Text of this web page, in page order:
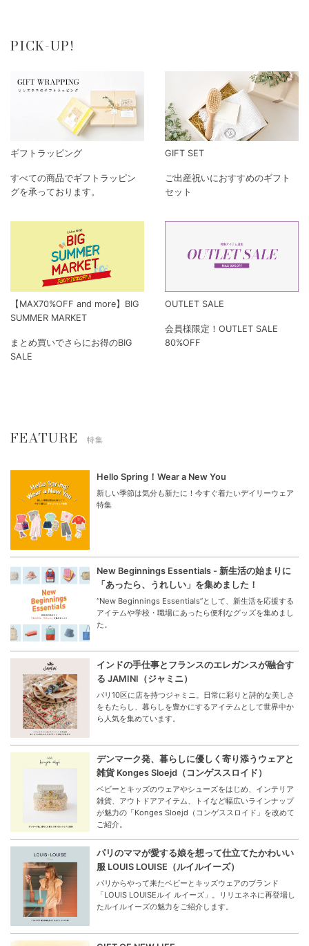
PICK-UP!
ギフトラッピング
すべての商品でギフトラッピン
グを承っております。
GIFT SET
ご出産祝いにおすすめのギフト
セット
【MAX70%OFF and more】BIG
SUMMER MARKET
まとめ買いでさらにお得のBIG
SALE
OUTLET SALE
会員様限定！OUTLET SALE
80%OFF
FEATURE 特集
Hello Spring！Wear a New You
新しい季節は気分も新たに！今すぐ着たいデイリーウェア
特集
New Beginnings Essentials - 新生活の始まりに
「あったら、うれしい」を集めました！
“New Beginnings Essentials”として、新生活を応援する
アイテムや学校・職場にあったら便利なグッズを集めまし
た。
インドの手仕事とフランスのエレガンスが融合す
る JAMINI（ジャミニ）
パリ10区に店を持つジャミニ。日常に彩りと詩的な美しさ
をもたらし、暮らしを豊かにするアイテムとして世界中か
ら人気を集めています。
デンマーク発、暮らしに優しく寄り添うウェアと
雑貨 Konges Sloejd（コンゲススロイド）
ベビーとキッズのウェアやシューズをはじめ、インテリア
雑貨、アウトドアアイテム、トイなど幅広いラインナップ
が魅力の「Konges Sloejd（コンゲススロイド」を改めて
ご紹介。
パリのママが愛する娘を想って仕立てたかわいい
服 LOUIS LOUISE（ルイルイーズ）
パリからやって来たベビーとキッズウェアのブランド
「LOUIS LOUISEルイ ルイーズ」。リリエネネに再登場し
たルイルイーズの魅力をご紹介します。